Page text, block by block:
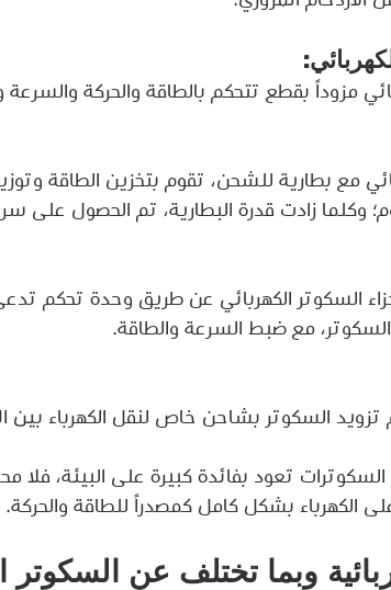
مزوداً بقطع تتحكم بالطاقة والحركة
مع بطارية للشحن، تقوم بتخزين الطاقة
وكلما زادت قدرة البطارية، تم الحصول على
السكوتر الكهربائي عن طريق وحدة تحكم
مع ضبط السرعة والطاقة.
تزويد السكوتر بشاحن خاص لنقل الكهرباء بين
السكوترات تعود بفائدة كبيرة على البيئة،
الكهرباء بشكل كامل كمصدراً للطاقة والحركة.
وبما تختلف عن السكوتر